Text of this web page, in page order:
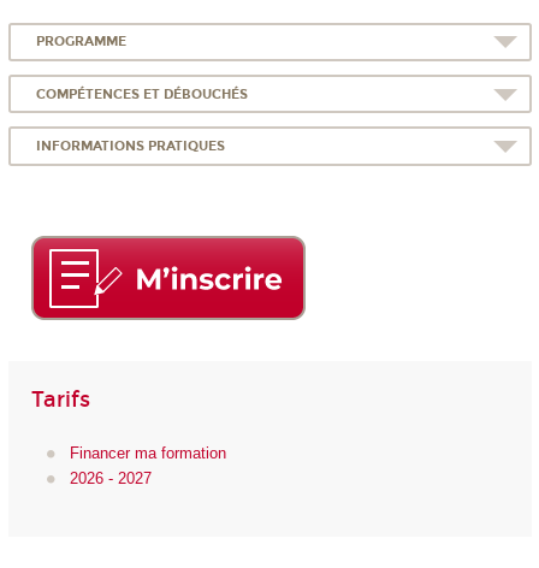
PROGRAMME
COMPÉTENCES ET DÉBOUCHÉS
INFORMATIONS PRATIQUES
Tarifs
Financer ma formation
2026 - 2027